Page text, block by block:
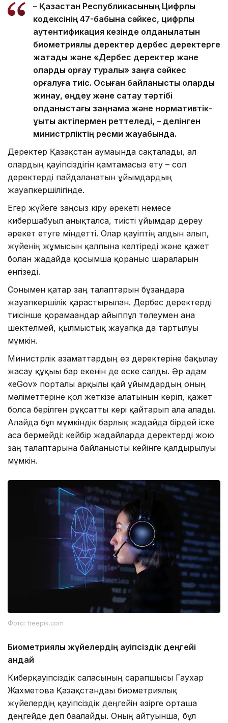
– Қазақстан Республикасының Цифрлық
кодексінің 47-бабына сәйкес, цифрлық
аутентификация кезінде қолданылатын
биометриялық деректер дербес деректерге
жатады және «Дербес деректер және
оларды қорғау туралы» заңға сәйкес
қорғалуға тиіс. Осыған байланысты оларды
жинау, өңдеу және сақтау тәртібі
қолданыстағы заңнама және нормативтік-
құқықтық актілермен реттеледі, – делінген
министрліктің ресми жауабында.
Деректер Қазақстан аумағында сақталады, ал
олардың қауіпсіздігін қамтамасыз ету – сол
деректерді пайдаланатын ұйымдардың
жауапкершілігінде.
Егер жүйеге заңсыз кіру әрекеті немесе
кибершабуыл анықталса, тиісті ұйымдар дереу
әрекет етуге міндетті. Олар қауіптің алдын алып,
жүйенің жұмысын қалпына келтіреді және қажет
болған жағдайда қосымша қорғаныс шараларын
енгізеді.
Сонымен қатар заң талаптарын бұзғандарға
жауапкершілік қарастырылған. Дербес деректерді
тиісінше қорғамағандар айыппұл төлеумен ғана
шектелмей, қылмыстық жауапқа да тартылуы
мүмкін.
Министрлік азаматтардың өз деректеріне бақылау
жасау құқығы бар екенін де еске салды. Әр адам
«eGov» порталы арқылы қай ұйымдардың оның
мәліметтеріне қол жеткізе алатынын көріп, қажет
болса берілген рұқсатты кері қайтарып ала алады.
Алайда бұл мүмкіндік барлық жағдайда бірдей іске
аса бермейді: кейбір жағдайларда деректерді жою
заң талаптарына байланысты кейінге қалдырылуы
мүмкін.
Фото: freepik.com
Биометриялық жүйелердің қауіпсіздік деңгейі
қандай
Киберқауіпсіздік саласының сарапшысы Гаухар
Жахметова Қазақстандағы биометриялық
жүйелердің қауіпсіздік деңгейін әзірге орташа
деңгейде деп бағалайды. Оның айтуынша, бұл